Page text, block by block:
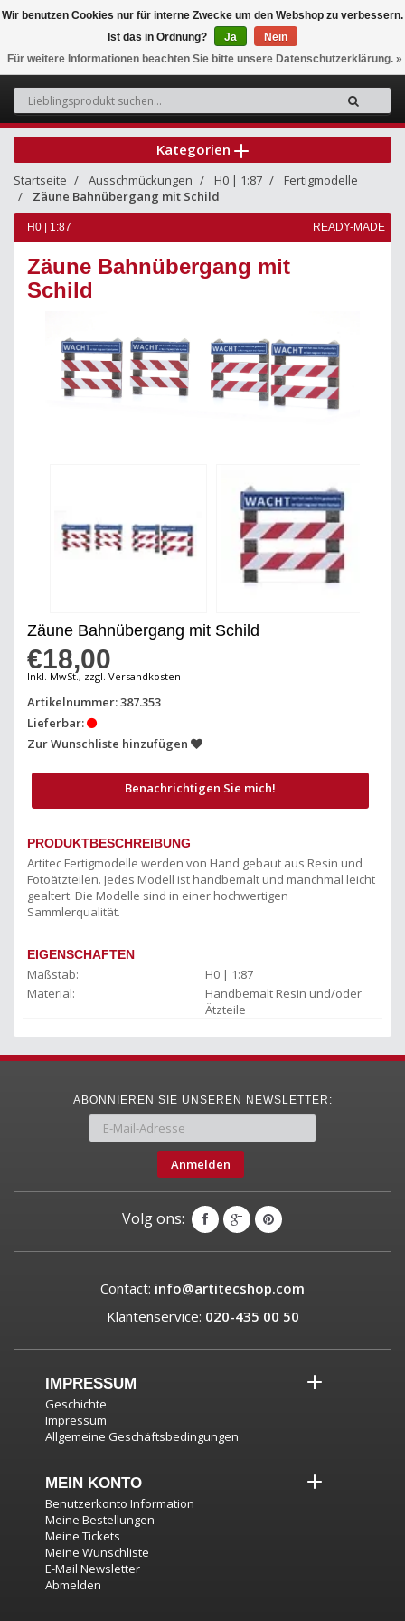
0
Kategorien
Startseite Ausschmückungen H0 | 1:87
Fertigmodelle
Zäune Bahnübergang mit Schild
H0 | 1:87 READY-MADE
Zäune Bahnübergang mit
Schild
Zäune Bahnübergang mit Schild
€18,00
Inkl. MwSt., zzgl. Versandkosten
Artikelnummer: 387.353
Lieferbar:
Zur Wunschliste hinzufügen
Benachrichtigen Sie mich!
PRODUKTBESCHREIBUNG
Artitec Fertigmodelle werden von Hand gebaut aus Resin und
Fotoätzteilen. Jedes Modell ist handbemalt und manchmal leicht
gealtert. Die Modelle sind in einer hochwertigen
Sammlerqualität.
EIGENSCHAFTEN
Maßstab:
H0 | 1:87
Material:
Handbemalt Resin und/oder
Ätzteile
ABONNIEREN SIE UNSEREN NEWSLETTER:
Anmelden
Volg ons:
Contact: info@artitecshop.com
Klantenservice: 020-435 00 50
IMPRESSUM
Geschichte
Impressum
Allgemeine Geschäftsbedingungen
MEIN KONTO
Benutzerkonto Information
Meine Bestellungen
Meine Tickets
Meine Wunschliste
E-Mail Newsletter
Abmelden
Wir benutzen Cookies nur für interne Zwecke um den Webshop zu verbessern.
Ist das in Ordnung?
Ja
Nein
Für weitere Informationen beachten Sie bitte unsere Datenschutzerklärung. »